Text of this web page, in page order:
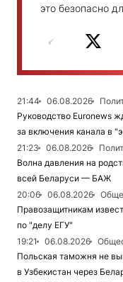
это безопасно
21:44 06.08.2026
Руководство Euronews
за включения канала в
21:23
06.08.2026
Волна давления на
всей Беларуси — БАЖ
20:06
06.08.2026
Правозащитникам
по "делу ЕГУ"
19:21
06.08.2026
Польская таможня не
в Узбекистан через